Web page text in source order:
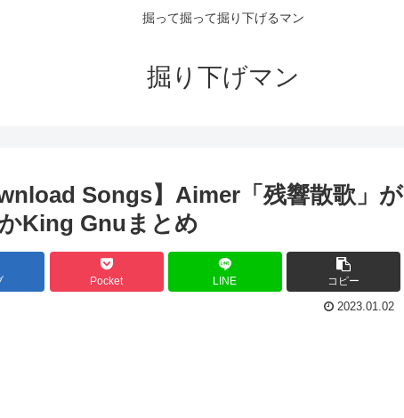
掘って掘って掘り下げるマン
掘り下げマン
Songs】Aimer「残響散歌」が
King Gnuまとめ
Pocket LINE コピー
2023.01.02